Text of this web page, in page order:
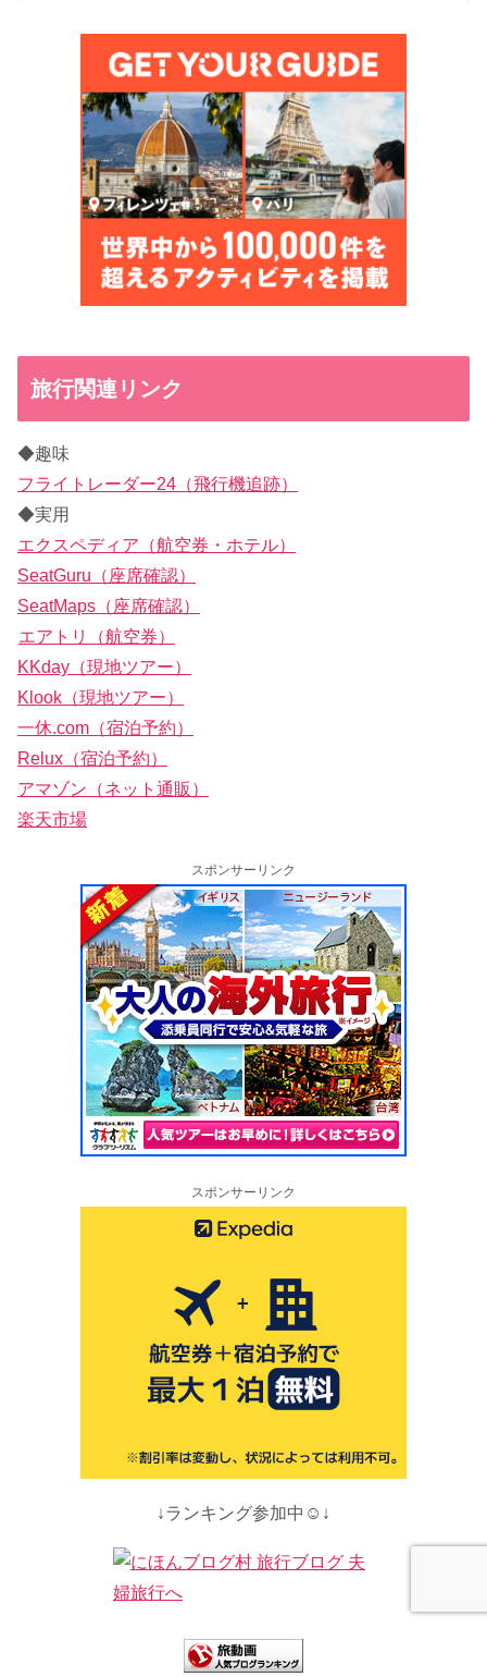
旅行関連リンク
◆趣味
フライトレーダー24（飛行機追跡）
◆実用
エクスペディア（航空券・ホテル）
SeatGuru（座席確認）
SeatMaps（座席確認）
エアトリ（航空券）
KKday（現地ツアー）
Klook（現地ツアー）
一休.com（宿泊予約）
Relux（宿泊予約）
アマゾン（ネット通販）
楽天市場
スポンサーリンク
スポンサーリンク
↓ランキング参加中☺↓